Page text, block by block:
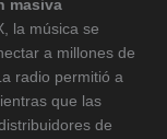
masiva
la música se
a millones de
radio permitió a
que las
de